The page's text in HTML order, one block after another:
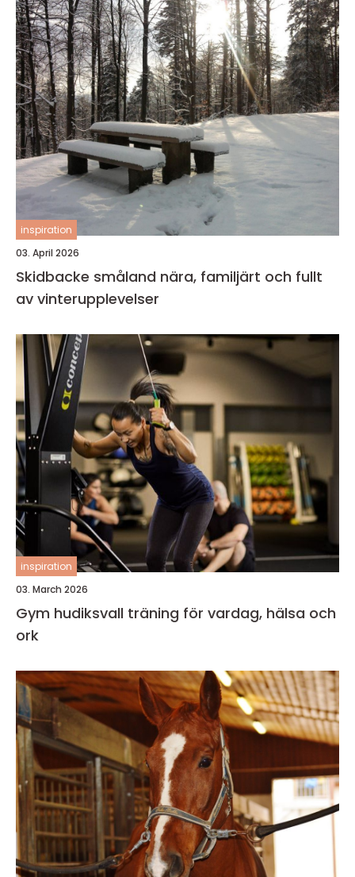
inspiration
03. April 2026
Skidbacke småland nära, familjärt och fullt
av vinterupplevelser
inspiration
03. March 2026
Gym hudiksvall träning för vardag, hälsa och
ork